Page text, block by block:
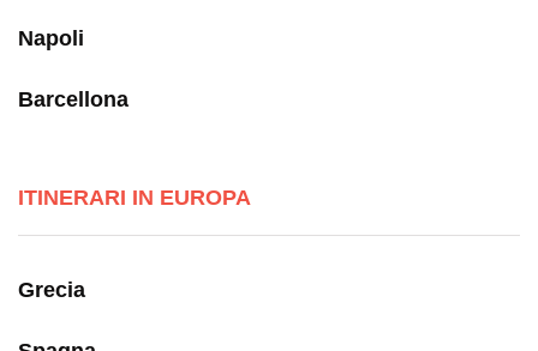
Napoli
Barcellona
ITINERARI IN EUROPA
Grecia